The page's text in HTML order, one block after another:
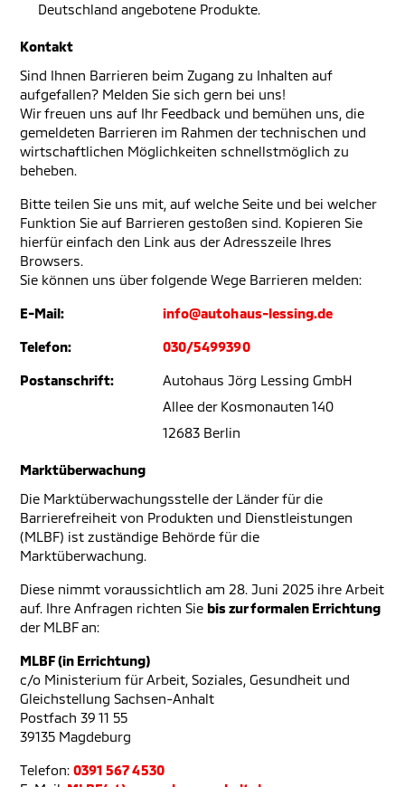
Deutschland angebotene Produkte.
Kontakt
Sind Ihnen Barrieren beim Zugang zu Inhalten auf
aufgefallen? Melden Sie sich gern bei uns!
Wir freuen uns auf Ihr Feedback und bemühen uns, die
gemeldeten Barrieren im Rahmen der technischen und
wirtschaftlichen Möglichkeiten schnellstmöglich zu
beheben.
Bitte teilen Sie uns mit, auf welche Seite und bei welcher
Funktion Sie auf Barrieren gestoßen sind. Kopieren Sie
hierfür einfach den Link aus der Adresszeile Ihres
Browsers.
Sie können uns über folgende Wege Barrieren melden:
E-Mail: info@autohaus-lessing.de
Telefon: 030/5499390
Postanschrift:
Autohaus Jörg Lessing GmbH
Allee der Kosmonauten 140
12683 Berlin
Marktüberwachung
Die Marktüberwachungsstelle der Länder für die
Barrierefreiheit von Produkten und Dienstleistungen
(MLBF) ist zuständige Behörde für die
Marktüberwachung.
Diese nimmt voraussichtlich am 28. Juni 2025 ihre Arbeit
auf. Ihre Anfragen richten Sie bis zur formalen Errichtung
der MLBF an:
MLBF (in Errichtung)
c/o Ministerium für Arbeit, Soziales, Gesundheit und
Gleichstellung Sachsen-Anhalt
Postfach 39 11 55
39135 Magdeburg
Telefon: 0391 567 4530